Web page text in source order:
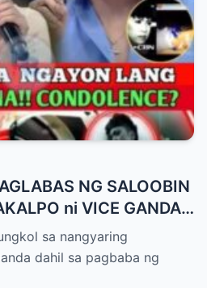
NG SALOOBIN
ni VICE GANDA
— Pagbaba ng Platelet
ng Matinding Alarma!
aalala sa Kalagayan ni
sa nangyaring
dahil sa pagbaba ng